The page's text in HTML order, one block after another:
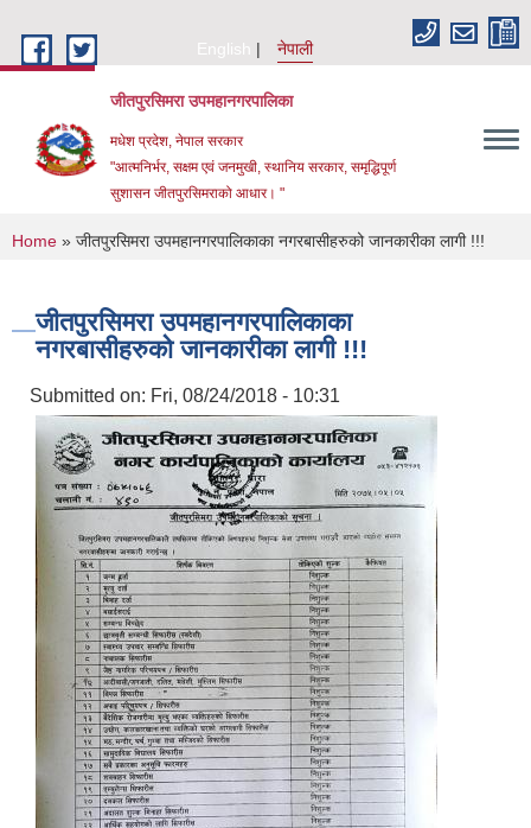
English
नेपाली
जीतपुरसिमरा उपमहानगरपालिका
मधेश प्रदेश, नेपाल सरकार
"आत्मनिर्भर, सक्षम एवं जनमुखी, स्थानिय सरकार, समृद्धिपूर्ण
सुशासन जीतपुरसिमराको आधार। "
You are here
Home » जीतपुरसिमरा उपमहानगरपालिकाका नगरबासीहरुको जानकारीका लागी !!!
जीतपुरसिमरा उपमहानगरपालिकाका
नगरबासीहरुको जानकारीका लागी !!!
Submitted on: Fri, 08/24/2018 - 10:31